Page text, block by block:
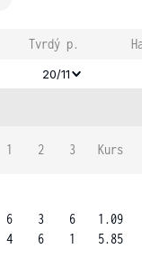
Tvrdý p.
20/11
1 2 3 Kurs
6
4
3
6
6
1
1.09
5.85